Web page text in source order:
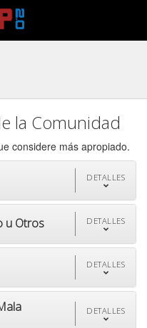
la Comunidad
considere más apropiado.
DETALLES
u Otros DETALLES
DETALLES
DETALLES